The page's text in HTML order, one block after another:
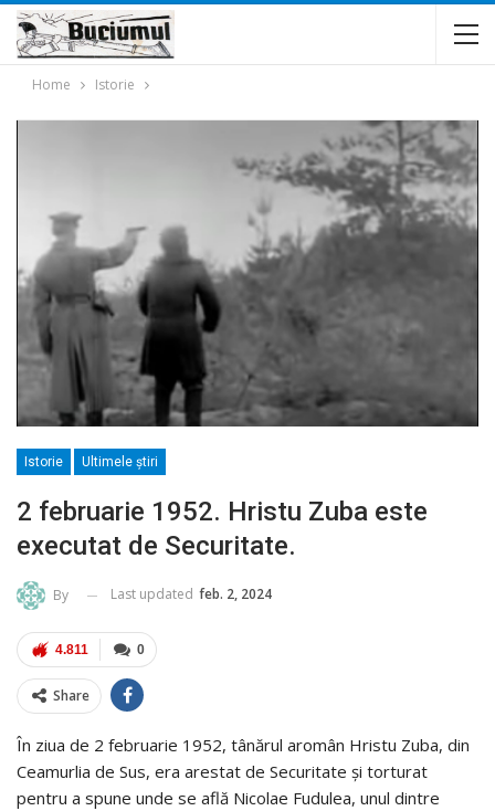
Home Istorie
Istorie Ultimele ştiri
2 februarie 1952. Hristu Zuba este
executat de Securitate.
By Last updated feb. 2, 2024
0
4.811
Share
În ziua de 2 februarie 1952, tânărul aromân Hristu Zuba, din
Ceamurlia de Sus, era arestat de Securitate şi torturat
pentru a spune unde se află Nicolae Fudulea, unul dintre